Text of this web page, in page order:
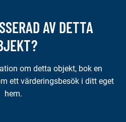
AV DETTA
om detta objekt, bok en
ett värderingsbesök i ditt eget
hem.